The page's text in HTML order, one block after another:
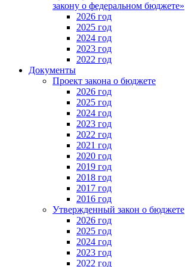
закону о федеральном бюджете»
2026 год
2025 год
2024 год
2023 год
2022 год
Документы
Проект закона о бюджете
2026 год
2025 год
2024 год
2023 год
2022 год
2021 год
2020 год
2019 год
2018 год
2017 год
2016 год
Утвержденный закон о бюджете
2026 год
2025 год
2024 год
2023 год
2022 год